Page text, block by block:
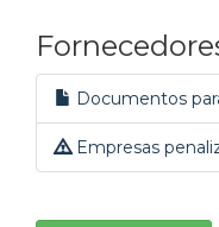
Documentos
Empresas